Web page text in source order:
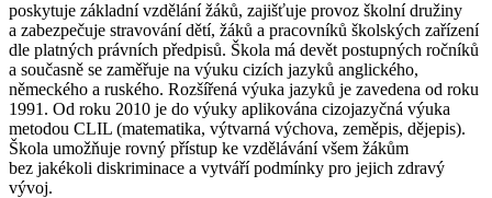
poskytuje základní vzdělání žáků, zajišťuje provoz školní družiny
a zabezpečuje stravování dětí, žáků a pracovníků školských zařízení
dle platných právních předpisů. Škola má devět postupných ročníků
a současně se zaměřuje na výuku cizích jazyků anglického,
německého a ruského. Rozšířená výuka jazyků je zavedena od roku
1991. Od roku 2010 je do výuky aplikována cizojazyčná výuka
metodou CLIL (matematika, výtvarná výchova, zeměpis, dějepis).
Škola umožňuje rovný přístup ke vzdělávání všem žákům
bez jakékoli diskriminace a vytváří podmínky pro jejich zdravý
vývoj.